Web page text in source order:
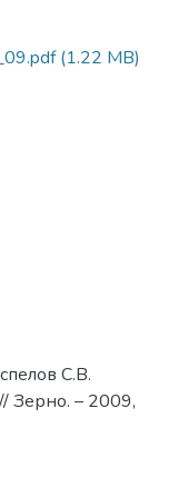
(1.22 MB)
С.В.
Зерно. – 2009,